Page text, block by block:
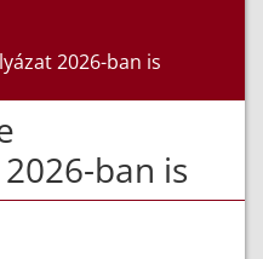
2026-ban is
ban is